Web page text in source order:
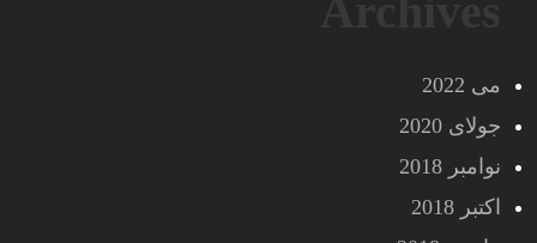
می 2022
جولای 2020
نوامبر 2018
اکتبر 2018